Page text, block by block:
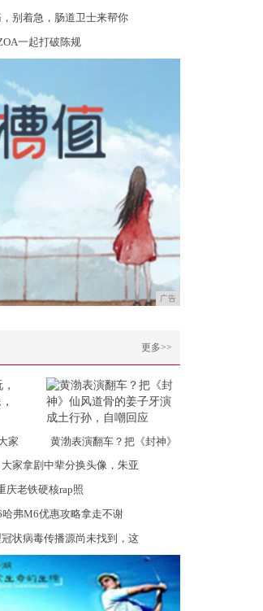
别着急，肠道卫士来帮你
一起打破陈规
广告
更多>>
家
黄渤表演翻车？把《封神》
大家拿剧中辈分换头像，朱亚
庆老铁硬核rap照
弗M6优惠攻略拿走不谢
状病毒传播源尚未找到，这